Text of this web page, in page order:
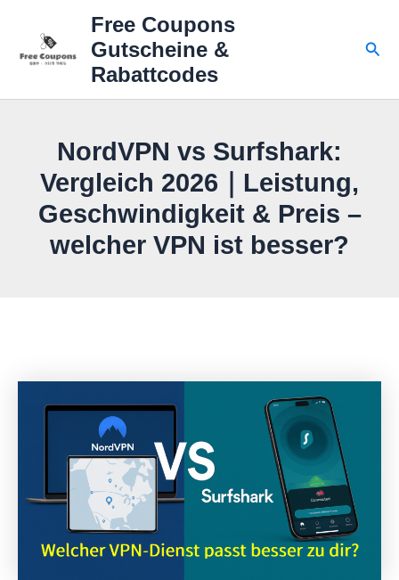
springen
Free Coupons
Gutscheine &
Rabattcodes
NordVPN vs Surfshark:
Vergleich 2026｜Leistung,
Geschwindigkeit & Preis –
welcher VPN ist besser?